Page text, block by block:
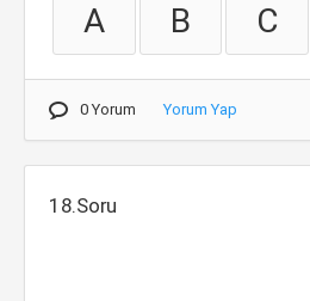
A B C
0 Yorum Yorum Yap
18.Soru